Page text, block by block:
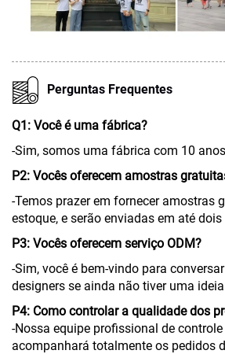
Perguntas Frequentes
Q1: Você é uma fábrica?
-Sim, somos uma fábrica com 10
P2: Vocês oferecem amostras
-Temos prazer em fornecer amostras
estoque, e serão enviadas em até dois
P3: Vocês oferecem serviço ODM?
-Sim, você é bem-vindo para
designers se ainda não tiver uma
P4: Como controlar a qualidade dos
-Nossa equipe profissional de
acompanhará totalmente os pedidos